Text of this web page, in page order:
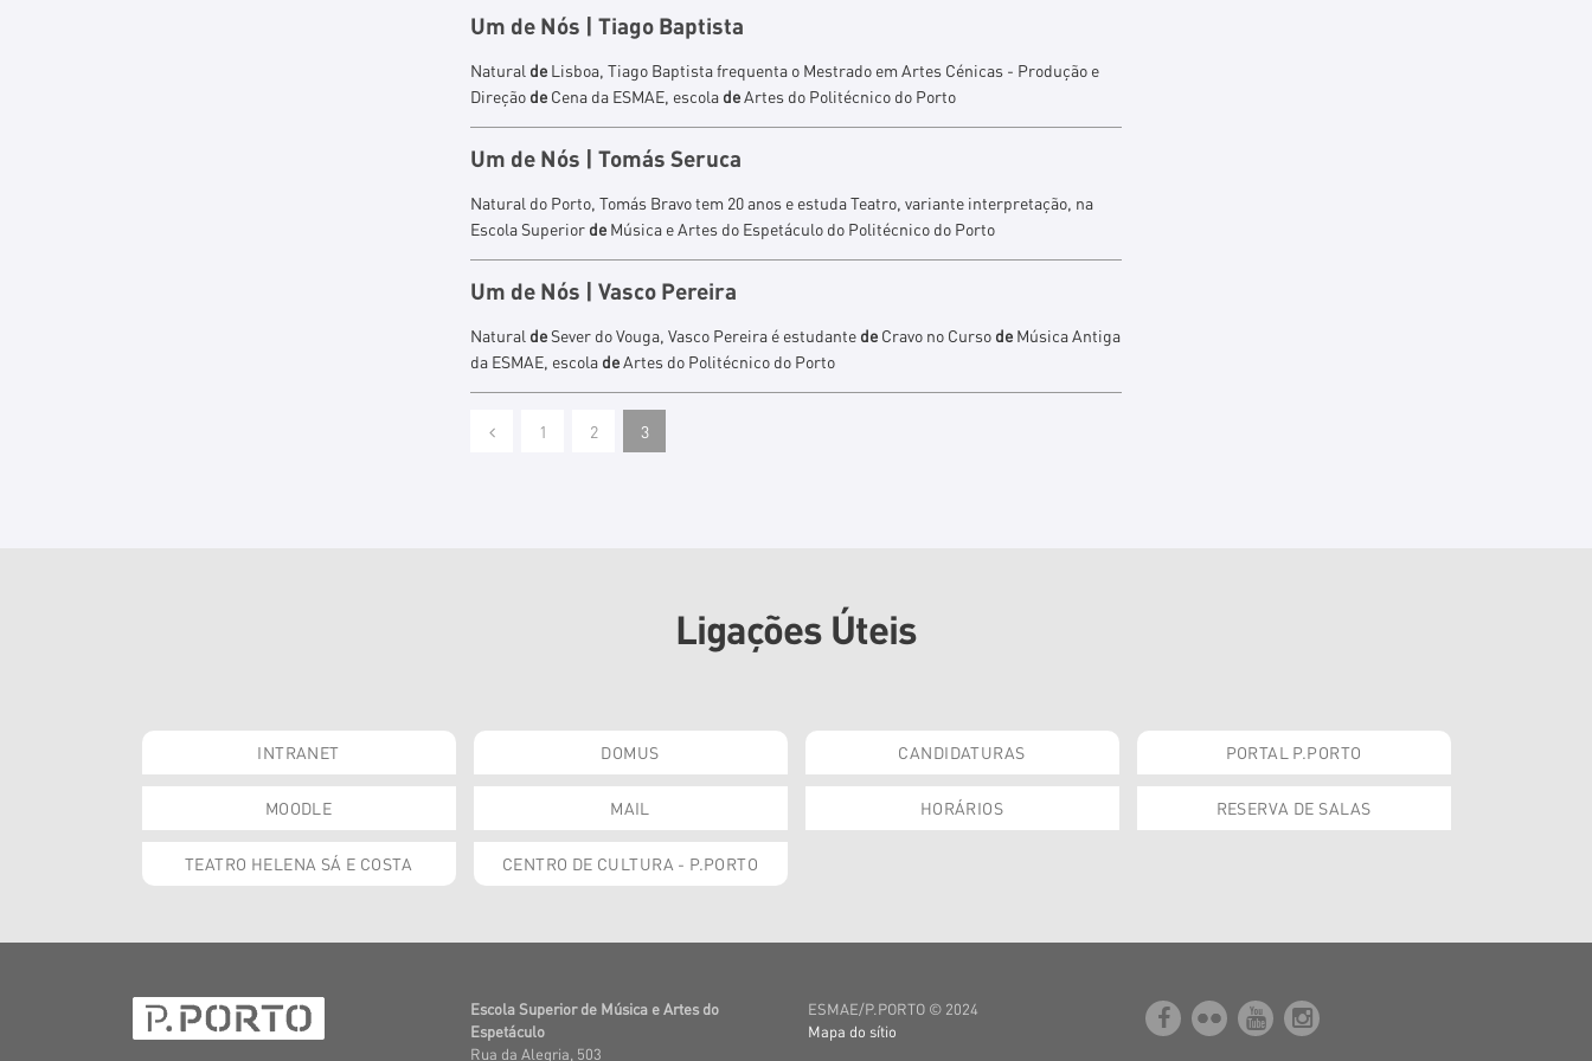
Um de Nós | Tiago Baptista
Natural de Lisboa, Tiago Baptista frequenta o Mestrado em Artes Cénicas - Produção e
Direção de Cena da ESMAE, escola deArtes do Politécnico do Porto
Um de Nós | Tomás Seruca
Natural do Porto, Tomás Bravo tem 20 anos e estuda Teatro, variante interpretação, na
Escola Superior de Música e Artes do Espetáculo do Politécnico do Porto
Um de Nós | Vasco Pereira
Natural deSever do Vouga, Vasco Pereira é estudante de Cravo no Curso de Música Antiga
da ESMAE, escola deArtes do Politécnico do Porto
1 2 3
Ligações Úteis
INTRANET DOMUS CANDIDATURAS PORTAL P.PORTO
MOODLE MAIL HORÁRIOS RESERVA DE SALAS
TEATRO HELENA SÁ E COSTA CENTRO DE CULTURA - P.PORTO
Escola Superior de Música e Artes do
Espetáculo
Rua da Alegria, 503
ESMAE/P.PORTO © 2024
Mapa do sítio